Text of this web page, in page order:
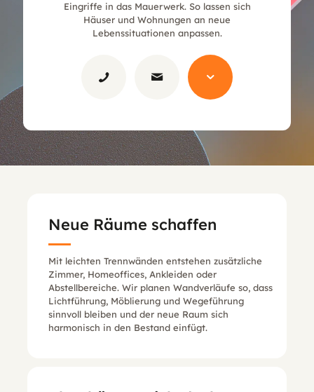
Eingriffe in das Mauerwerk. So lassen sich
Häuser und Wohnungen an neue
Lebenssituationen anpassen.
Neue Räume schaffen
Mit leichten Trennwänden entstehen zusätzliche
Zimmer, Homeoffices, Ankleiden oder
Abstellbereiche. Wir planen Wandverläufe so, dass
Lichtführung, Möblierung und Wegeführung
sinnvoll bleiben und der neue Raum sich
harmonisch in den Bestand einfügt.